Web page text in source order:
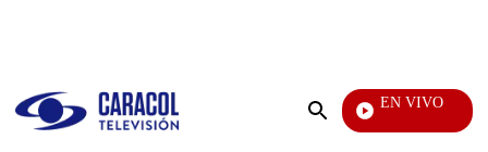
Enviar
EN VIVO
Se